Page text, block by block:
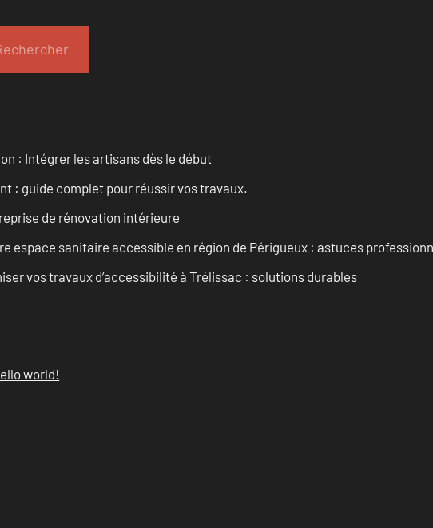
: Intégrer les artisans dès le début
: guide complet pour réussir vos travaux.
de rénovation intérieure
espace sanitaire accessible en région de Périgueux : astuces
vos travaux d’accessibilité à Trélissac : solutions durables
world!